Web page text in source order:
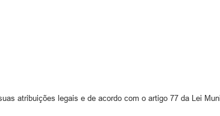
atribuições legais e de acordo com o artigo 77 da Lei